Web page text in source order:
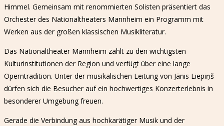
Himmel. Gemeinsam mit renommierten Solisten präsentiert das
Orchester des Nationaltheaters Mannheim ein Programm mit
Werken aus der großen klassischen Musikliteratur.
Das Nationaltheater Mannheim zählt zu den wichtigsten
Kulturinstitutionen der Region und verfügt über eine lange
Operntradition. Unter der musikalischen Leitung von Jānis Liepiņš
dürfen sich die Besucher auf ein hochwertiges Konzerterlebnis in
besonderer Umgebung freuen.
Gerade die Verbindung aus hochkarätiger Musik und der